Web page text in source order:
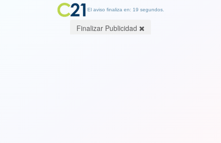
El aviso finaliza en: 19 segundos.
Finalizar Publicidad